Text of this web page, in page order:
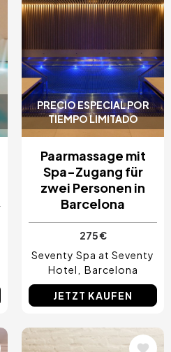
PRECIO ESPECIAL POR
TIEMPO LIMITADO
Paarmassage mit
Spa-Zugang für
zwei Personen in
Barcelona
275 €
Seventy Spa at Seventy
Hotel
Barcelona
JETZT KAUFEN